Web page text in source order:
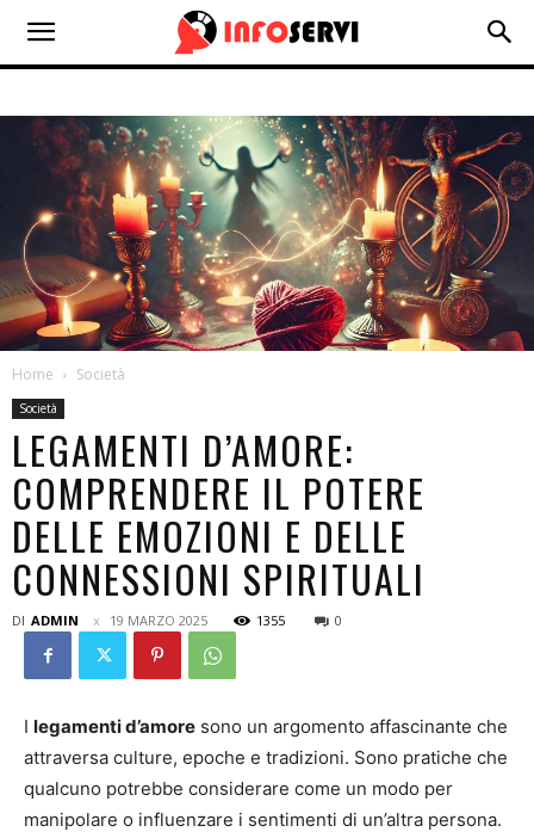
Home Società
Società
LEGAMENTI D’AMORE:
COMPRENDERE IL POTERE
DELLE EMOZIONI E DELLE
CONNESSIONI SPIRITUALI
DI ADMIN 19 MARZO 2025 1355 0
I legamenti d’amore sono un argomento affascinante che
attraversa culture, epoche e tradizioni. Sono pratiche che
qualcuno potrebbe considerare come un modo per
manipolare o influenzare i sentimenti di un’altra persona.